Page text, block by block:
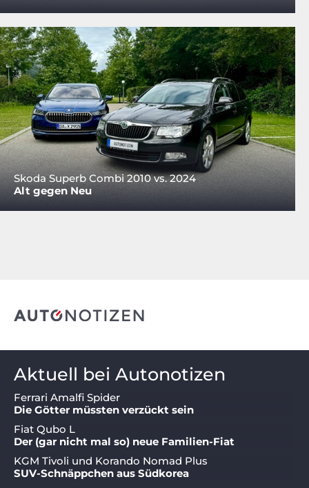
Skoda Superb Combi 2010 vs. 2024
Alt gegen Neu
Aktuell bei Autonotizen
Ferrari Amalfi Spider
Die Götter müssten verzückt sein
Fiat Qubo L
Der (gar nicht mal so) neue Familien-Fiat
KGM Tivoli und Korando Nomad Plus
SUV-Schnäppchen aus Südkorea